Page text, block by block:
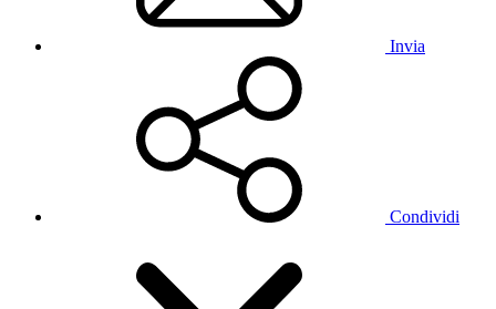
Invia
Condividi